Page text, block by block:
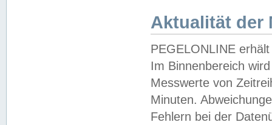
Aktualität der
PEGELONLINE
Im Binnenbereich
Messwerte von
Minuten.
Fehlern bei der